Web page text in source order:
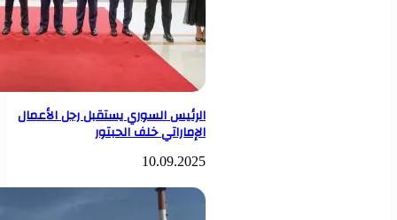
الرئيس السوري يستقبل رجل الأعمال
الإماراتي خلف الحبتور
10.09.2025